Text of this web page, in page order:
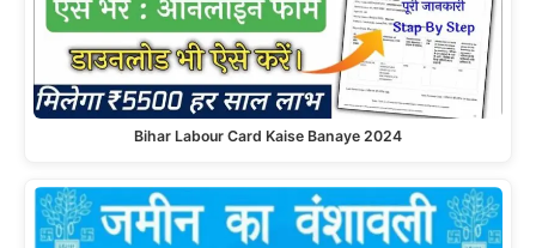
Bihar Labour Card Kaise Banaye 2024